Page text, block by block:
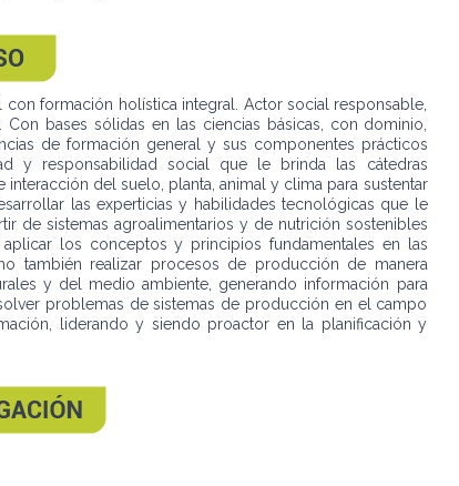
formación holística integral. Actor social responsable,
bases sólidas en las ciencias básicas, con dominio,
de formación general y sus componentes prácticos
y responsabilidad social que le brinda las cátedras
del suelo, planta, animal y clima para sustentar
las experticias y habilidades tecnológicas que le
de sistemas agroalimentarios y de nutrición sostenibles
los conceptos y principios fundamentales en las
también realizar procesos de producción de manera
y del medio ambiente, generando información para
problemas de sistemas de producción en el campo
liderando y siendo proactor en la planificación y